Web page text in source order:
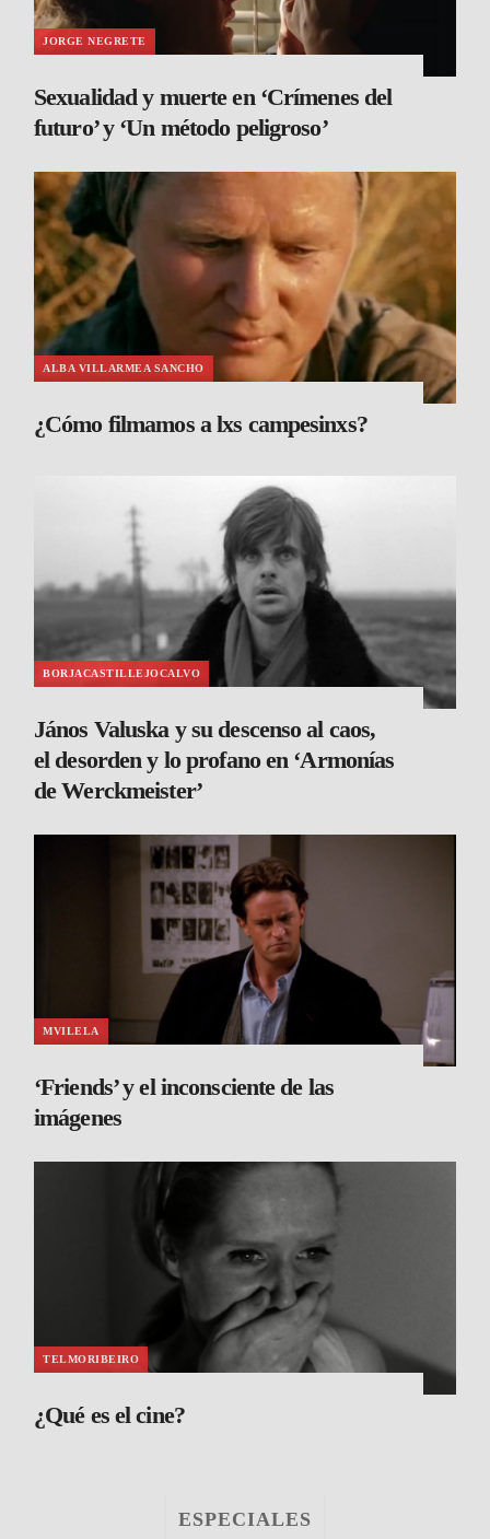
JORGE NEGRETE
Sexualidad y muerte en ‘Crímenes del
futuro’ y ‘Un método peligroso’
ALBA VILLARMEA SANCHO
¿Cómo filmamos a lxs campesinxs?
BORJACASTILLEJOCALVO
János Valuska y su descenso al caos,
el desorden y lo profano en ‘Armonías
de Werckmeister’
MVILELA
‘Friends’ y el inconsciente de las
imágenes
TELMORIBEIRO
¿Qué es el cine?
ESPECIALES